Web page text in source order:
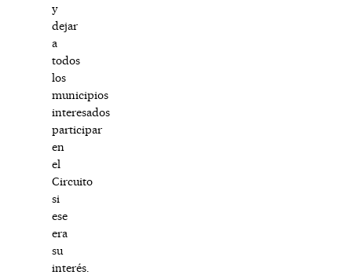
y
dejar
a
todos
los
municipios
interesados
participar
en
el
Circuito
si
ese
era
su
interés.